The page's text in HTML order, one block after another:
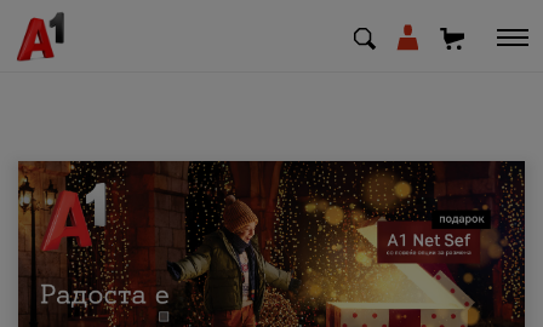
МК EN SQ